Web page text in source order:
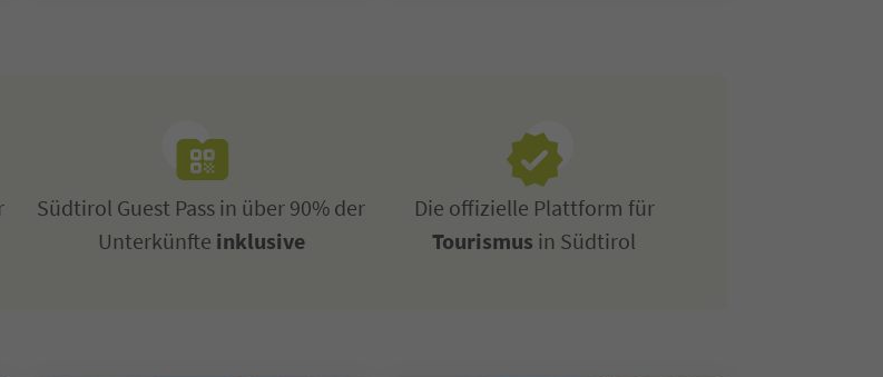
Südtirol Guest Pass in über 90% der
Unterkünfte inklusive
Die offizielle Plattform für
Tourismus in Südtirol